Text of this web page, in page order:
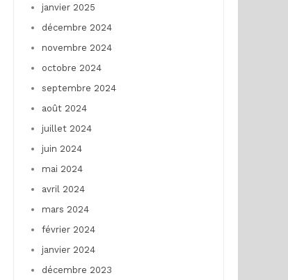
janvier 2025
décembre 2024
novembre 2024
octobre 2024
septembre 2024
août 2024
juillet 2024
juin 2024
mai 2024
avril 2024
mars 2024
février 2024
janvier 2024
décembre 2023